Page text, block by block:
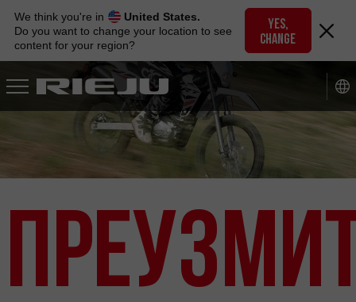
navigation
content
We think you're in
United States.
Do you want to change your location to see
content for your region?
YES,
CHANGE